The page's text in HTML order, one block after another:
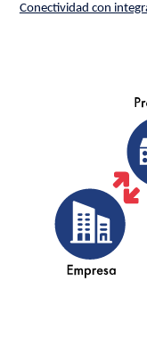
Conectividad con